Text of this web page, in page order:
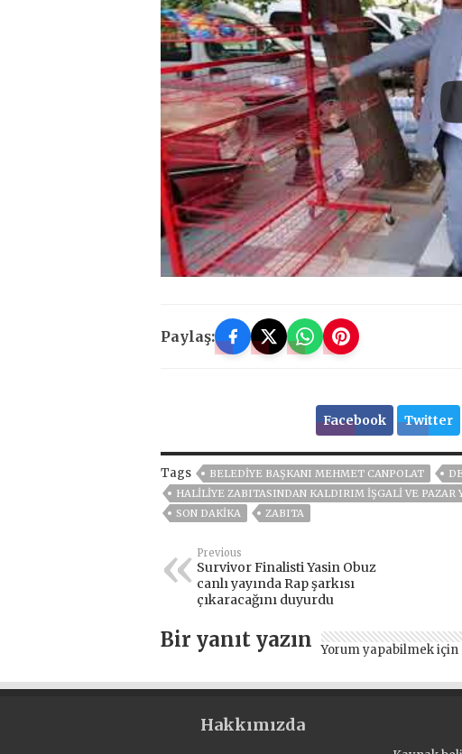
Paylaş:
Facebook Twitter
Tags BELEDIYE BAŞKANI MEHMET CANPOLAT
HALİLİYE ZABITASINDAN KALDIRIM İŞGALİ VE PAZAR
SON DAKIKA
ZABITA
Previous
Survivor Finalisti Yasin Obuz
canlı yayında Rap şarkısı
çıkaracağını duyurdu
Bir yanıt yazın Yorum yapabilmek için
Hakkımızda